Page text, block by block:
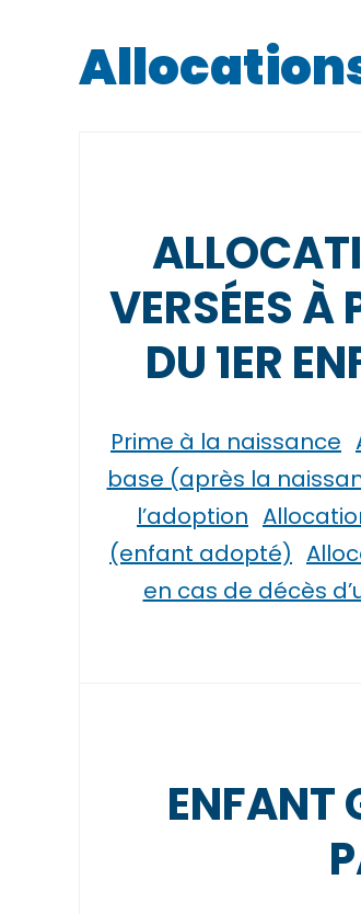
VERSÉES À
DU 1ER
Prime à la naissance
base (après la
l’adoption
(enfant adopté)
en cas de décès
ENFANT